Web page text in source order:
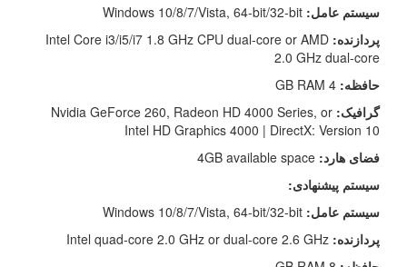
سیستم عامل:
پردازنده: Intel Core i3/i5/i7 1.8 GHz CPU dual-core or AMD
2.0 GHz dual-core
حافظه:
گرافیک: Nvidia GeForce 260, Radeon HD 4000 Series, or
Intel HD Graphics 4000 | DirectX: Version 10
فضای هارد:
سیستم پیشنهادی:
سیستم عامل:
پردازنده: